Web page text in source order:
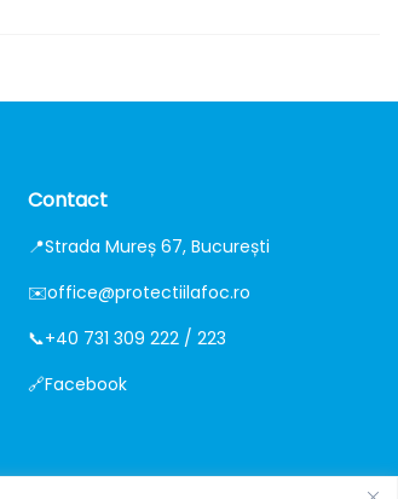
Contact
📍Strada Mureș 67, București
✉️office@protectiilafoc.ro
📞+40 731 309 222 / 223
🔗Facebook